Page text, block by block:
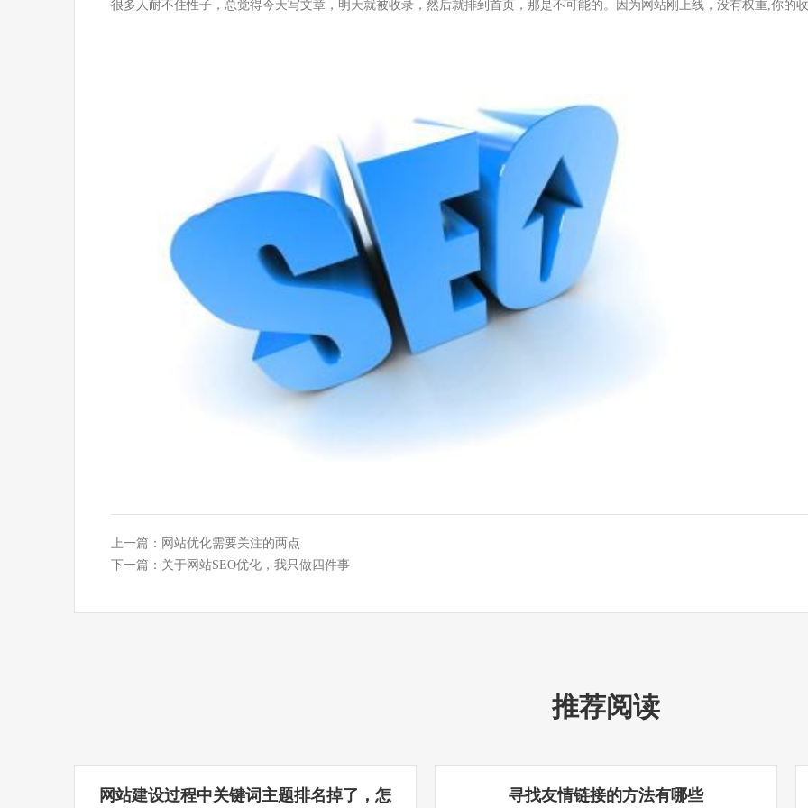
很多人耐不住性子，总觉得今天写文章，明天就被收录，然后就排到首页，那是不可能的。因为网站刚上线，没有权重,你的收
上一篇： 网站优化需要关注的两点
下一篇： 关于网站SEO优化，我只做四件事
推荐阅读
网站建设过程中关键词主题排名掉了，怎 寻找友情链接的方法有哪些